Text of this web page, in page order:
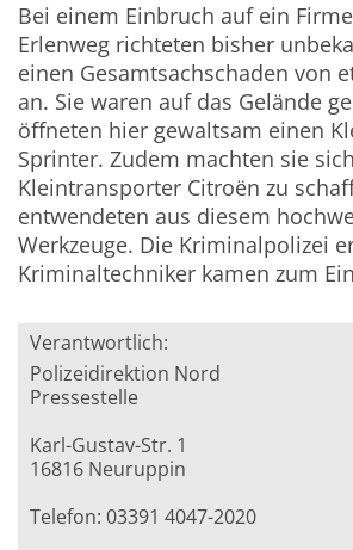
Bei einem Einbruch auf ein
Erlenweg richteten bisher
einen Gesamtsachschaden von
an. Sie waren auf das Gelände
öffneten hier gewaltsam einen
Sprinter. Zudem machten sie
Kleintransporter Citroën zu
entwendeten aus diesem
Werkzeuge. Die Kriminalpolizei
Kriminaltechniker kamen zum
Verantwortlich:
Polizeidirektion Nord
Pressestelle
Karl-Gustav-Str. 1
16816 Neuruppin
Telefon: 03391 4047-2020